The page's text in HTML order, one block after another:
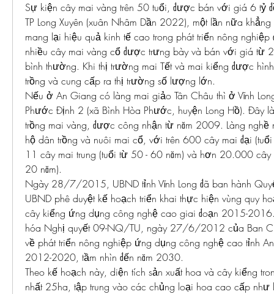
Sự kiện cây mai vàng trên 50 tuổi, được bán với giá 6 tỷ
TP Long Xuyên (xuân Nhâm Dần 2022), một lần nữa
mang lại hiệu quả kinh tế cao trong phát triển nông
nhiều cây mai vàng cổ được trưng bày và bán với giá từ
bình thường. Khi thị trường mai Tết và mai kiểng được
trồng và cung cấp ra thị trường số lượng lớn.
Nếu ở An Giang có làng mai giảo Tân Châu thì ở Vĩnh
Phước Định 2 (xã Bình Hòa Phước, huyện Long Hồ). Đây
trồng mai vàng, được công nhận từ năm 2009. Làng
hộ dân trồng và nuôi mai cổ, với trên 600 cây mai đại
11 cây mai trung (tuổi từ 50 - 60 năm) và hơn 20.000
20 năm).
Ngày 28/7/2015, UBND tỉnh Vĩnh Long đã ban hành
UBND phê duyệt kế hoạch triển khai thực hiện vùng quy
cây kiểng ứng dụng công nghệ cao giai đoạn 2015-
hóa Nghị quyết 09-NQ/TU, ngày 27/6/2012 của Ban
về phát triển nông nghiệp ứng dụng công nghệ cao tỉnh
2012-2020, tầm nhìn đến năm 2030.
Theo kế hoạch này, diện tích sản xuất hoa và cây kiểng
nhất 25ha, tập trung vào các chủng loại hoa cao cấp như